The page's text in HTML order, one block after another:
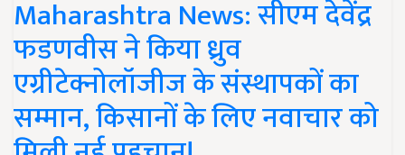
Maharashtra News: सीएम देवेंद्र
फडणवीस ने किया ध्रुव
एग्रीटेक्नोलॉजीज के संस्थापकों का
सम्मान, किसानों के लिए नवाचार को